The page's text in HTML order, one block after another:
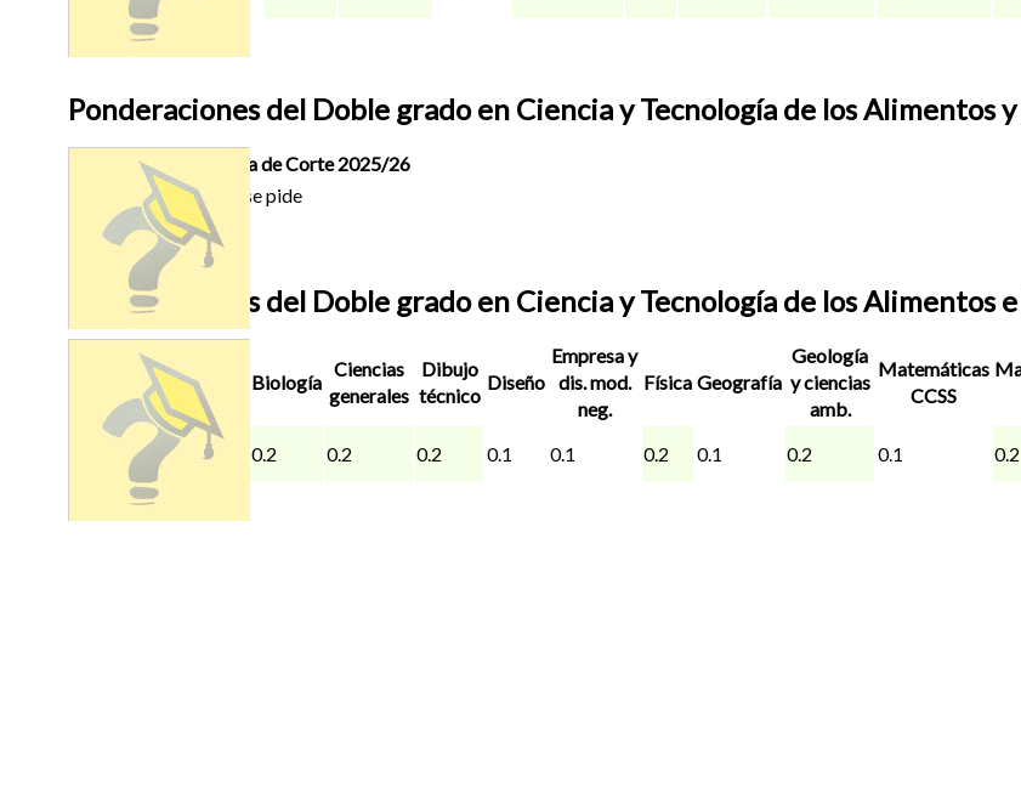
Ponderaciones del Doble grado en Ciencia y Tecnología de los Alimentos
Nota de Corte 2025/26
Murcia (UCAM)
No se pide
Ponderaciones del Doble grado en Ciencia y Tecnología de los Alimentos
Corte
2025/26
Biología
Ciencias
generales
Dibujo
técnico
Diseño
Empresa y
dis. mod.
neg.
Física Geografía
Geología
y ciencias
amb.
Matemáticas
CCSS
Ourense
(UVIGO)
7.138 0.2 0.2 0.2 0.1 0.1 0.2 0.1 0.2 0.1 0.2